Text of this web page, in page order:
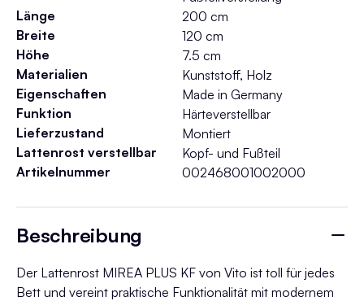
Länge
200 cm
Breite
120 cm
Höhe
7.5 cm
Materialien
Kunststoff, Holz
Eigenschaften
Made in Germany
Funktion
Härteverstellbar
Lieferzustand
Montiert
Lattenrost verstellbar
Kopf- und Fußteil
Artikelnummer
002468001002000
Beschreibung
Der Lattenrost MIREA PLUS KF von Vito ist toll für jedes
Bett und vereint praktische Funktionalität mit modernem